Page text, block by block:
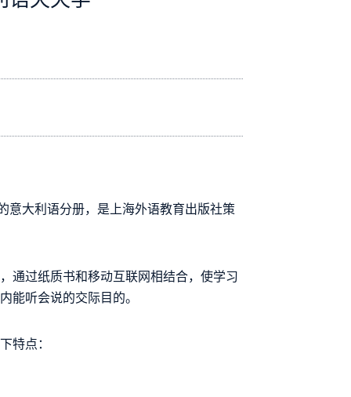
意大利语分册，是上海外语教育出版社策
通过纸质书和移动互联网相结合，使学习
能听会说的交际目的。
特点：